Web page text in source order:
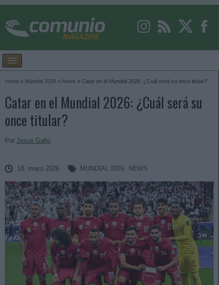
Home » Mundial 2026 » News » Catar en el Mundial 2026: ¿Cuál será su once titular?
Catar en el Mundial 2026: ¿Cuál será su
once titular?
Por Jesus Gallo
18. mayo 2026 MUNDIAL 2026, NEWS